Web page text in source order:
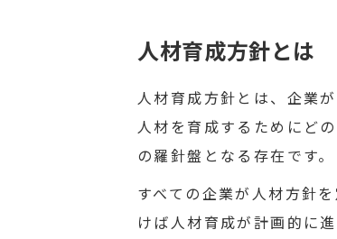
人材育成方針とは
人材育成方針とは、企業
人材を育成するためにど
の羅針盤となる存在です。
すべての企業が人材方針
けば人材育成が計画的に